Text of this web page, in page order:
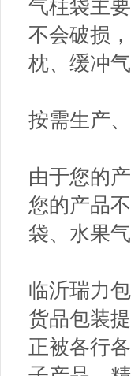
气柱袋主
不会破损
枕、缓冲
按需生产
由于您的
您的产品
袋、水果
临沂瑞力
货品包装
正被各行